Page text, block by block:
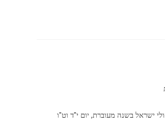
ישראל בשנה מעוברת, יום י"ד וט"ו